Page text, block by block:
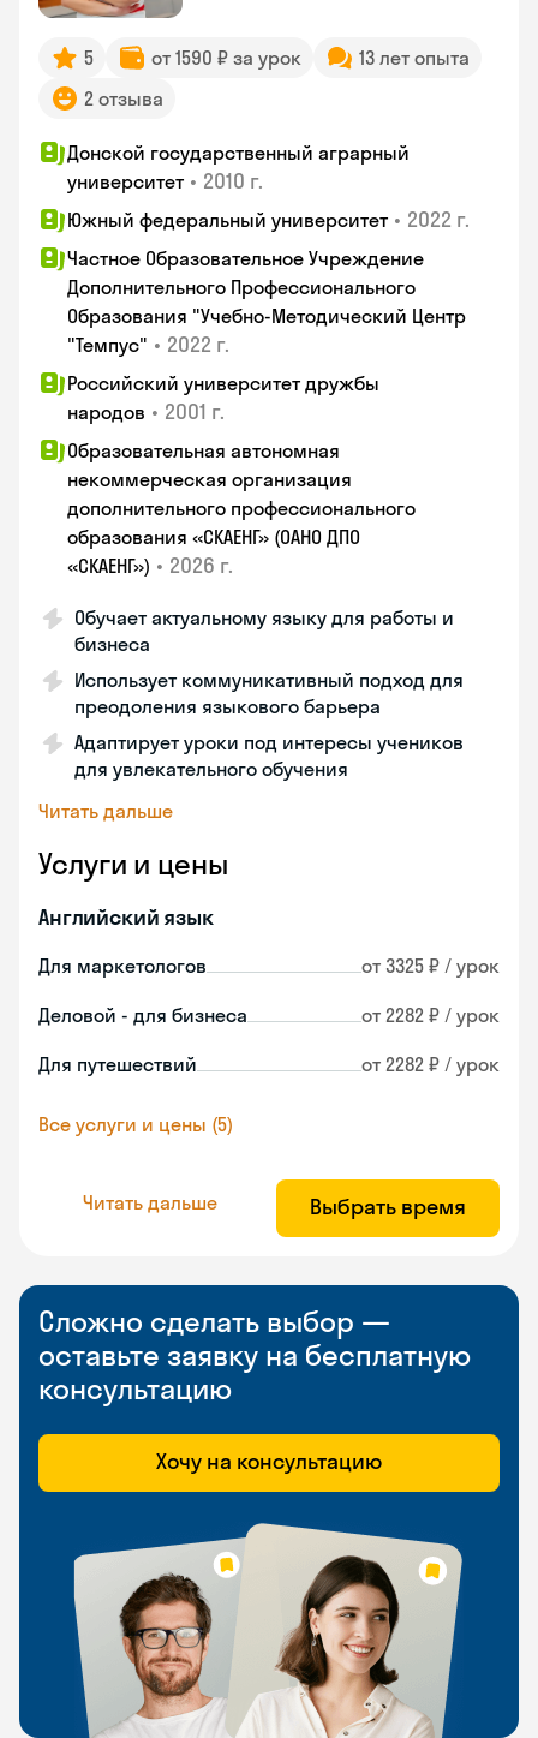
5 от 1590 ₽ за урок
13 лет опыта
2 отзыва
Донской государственный аграрный
университет • 2010 г.
Южный федеральный университет • 2022 г.
Частное Образовательное Учреждение
Дополнительного Профессионального
Образования "Учебно-Методический Центр
"Темпус" • 2022 г.
Российский университет дружбы
народов • 2001 г.
Образовательная автономная
некоммерческая организация
дополнительного профессионального
образования «СКАЕНГ» (ОАНО ДПО
«СКАЕНГ») • 2026 г.
Обучает актуальному языку для работы и
бизнеса
Использует коммуникативный подход для
преодоления языкового барьера
Адаптирует уроки под интересы учеников
для увлекательного обучения
Читать дальше
Услуги и цены
Английский язык
Для маркетологов от 3325 ₽ / урок
Деловой - для бизнеса от 2282 ₽ / урок
Для путешествий от 2282 ₽ / урок
Все услуги и цены (5)
Читать дальше Выбрать время
Сложно сделать выбор —
оставьте заявку на бесплатную
консультацию
Хочу на консультацию